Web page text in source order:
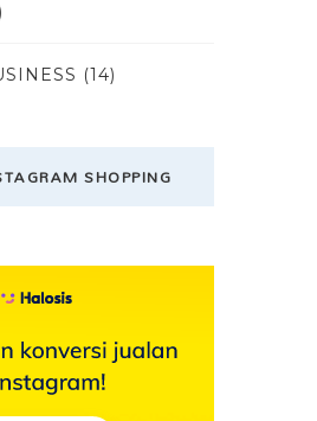
(14)
SHOPPING